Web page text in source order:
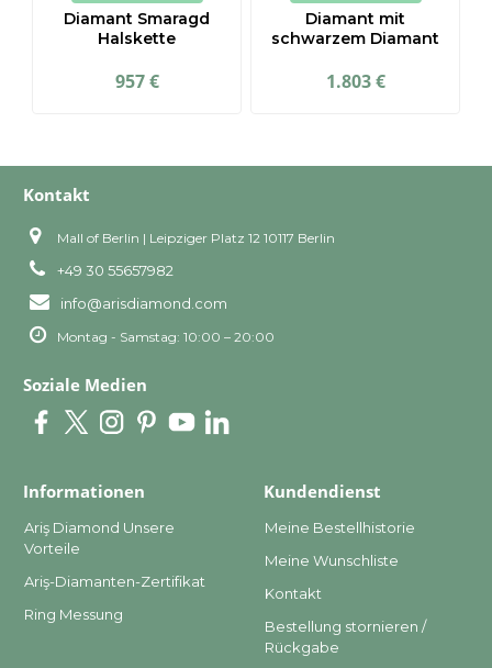
Diamant Smaragd
Halskette
957 €
Diamant mit
schwarzem Diamant
1.803 €
Kontakt
Mall of Berlin | Leipziger Platz 12 10117 Berlin
+49 30 55657982
info@arisdiamond.com
Montag - Samstag: 10:00 – 20:00
Soziale Medien
Informationen
Ariş Diamond Unsere
Vorteile
Ariş-Diamanten-Zertifikat
Ring Messung
Kundendienst
Meine Bestellhistorie
Meine Wunschliste
Kontakt
Bestellung stornieren /
Rückgabe